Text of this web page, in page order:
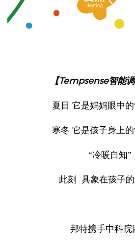
【Tempsense智能
夏日 它是妈妈眼中的
寒冬 它是孩子身上的
“冷暖自知”
此刻 具象在孩子
邦特携手中科院